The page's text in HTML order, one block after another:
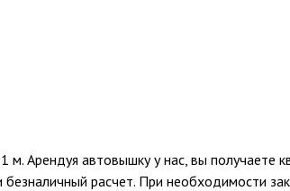
Арендуя автовышку у нас, вы получаете
расчет. При необходимости